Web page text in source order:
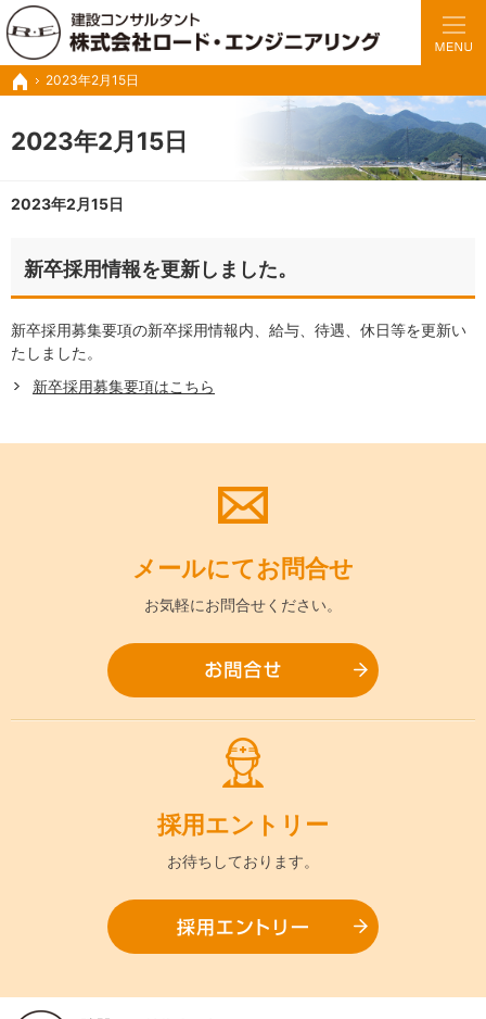
ホーム
2023年2月15日
2023年2月15日
豊富な実績と経験で、さまざまな業務に対応いたします。
トンネルの設計・施工管理・調査診断など建設コンサル ロードエンジニアリング
2023年2月15日
新卒採用情報を更新しました。
新卒採用募集要項の新卒採用情報内、給与、待遇、休日等を更新い
たしました。
新卒採用募集要項はこちら
メールにてお問合せ
お気軽にお問合せください。
採用エントリー
お待ちしております。